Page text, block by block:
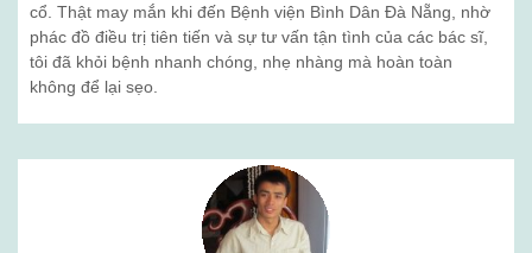
cổ. Thật may mắn khi đến Bệnh viện Bình Dân Đà Nẵng, nhờ
phác đồ điều trị tiên tiến và sự tư vấn tận tình của các bác sĩ,
tôi đã khỏi bệnh nhanh chóng, nhẹ nhàng mà hoàn toàn
không để lại sẹo.